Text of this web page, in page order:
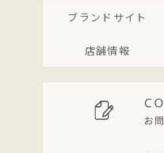
ブランドサイト
店舗情報